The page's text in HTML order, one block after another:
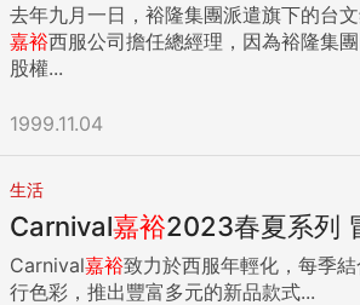
去年九月一日，裕隆集團派遣旗下的台
嘉裕西服公司擔任總經理，因為裕隆集
股權...
1999.11.04
生活
Carnival嘉裕2023春夏系列
Carnival嘉裕致力於西服年輕化，每季
行色彩，推出豐富多元的新品款式...